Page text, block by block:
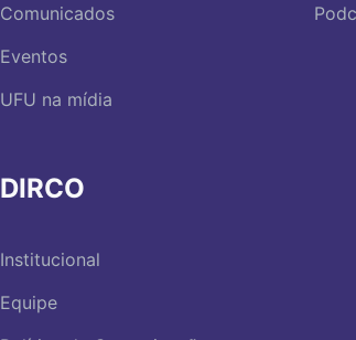
Comunicados
Eventos
UFU na mídia
DIRCO
Institucional
Equipe